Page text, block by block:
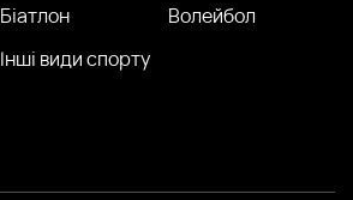
Біатлон
Волейбол
Інші види спорту